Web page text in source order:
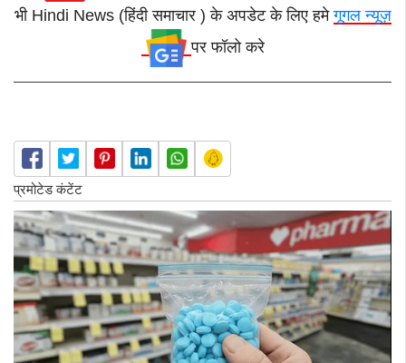
भी Hindi News (हिंदी समाचार ) के अपडेट के लिए हमेगूगल न्यूज़
पर फॉलो करे